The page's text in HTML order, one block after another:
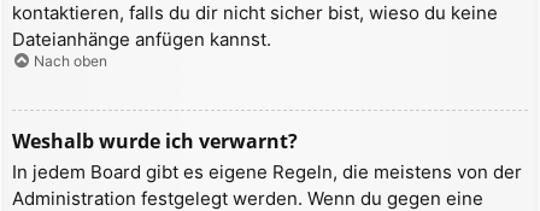
kontaktieren, falls du dir nicht sicher bist, wieso du keine
Dateianhänge anfügen kannst.
Nach oben
Weshalb wurde ich verwarnt?
In jedem Board gibt es eigene Regeln, die meistens von der
Administration festgelegt werden. Wenn du gegen eine